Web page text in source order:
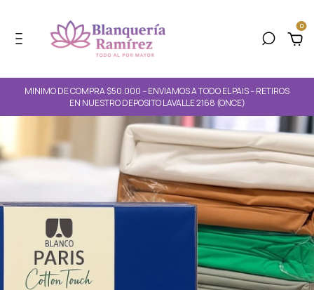
0
MINIMO DE COMPRA $50.000 -- ENVIAMOS A TODO EL PAIS -- RETIROS
EN NUESTRO DEPOSITO LAVALLE 2168 (ONCE)